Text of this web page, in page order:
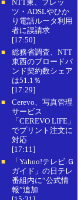
■
NTT東、フレッ
ツ・ADSLやひか
り電話ルータ利用
者に誤請求
[17:50]
■
総務省調査、NTT
東西のブロードバ
ンド契約数シェア
は51.1％
[17:29]
■
Cerevo、写真管理
サービス
「CEREVO LIFE」
でプリント注文に
対応
[17:11]
■
「Yahoo!テレビ.Ｇ
ガイド」の日テレ
番組内に“公式情
報”追加